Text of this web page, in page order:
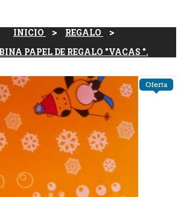
INICIO
REGALO
PAPEL DE REGALO "VACAS ".
Oferta